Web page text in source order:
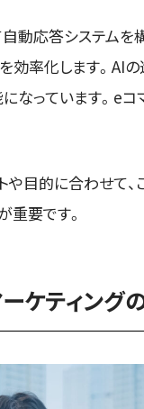
動応答システムを
効率化します。AIの
なっています。eコ
や目的に合わせて
重要です。
ケティング